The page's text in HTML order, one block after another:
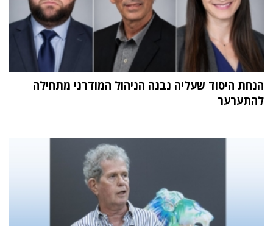
הנחת היסוד שעליה נבנה הניהול המודרני מתחילה
להתערער